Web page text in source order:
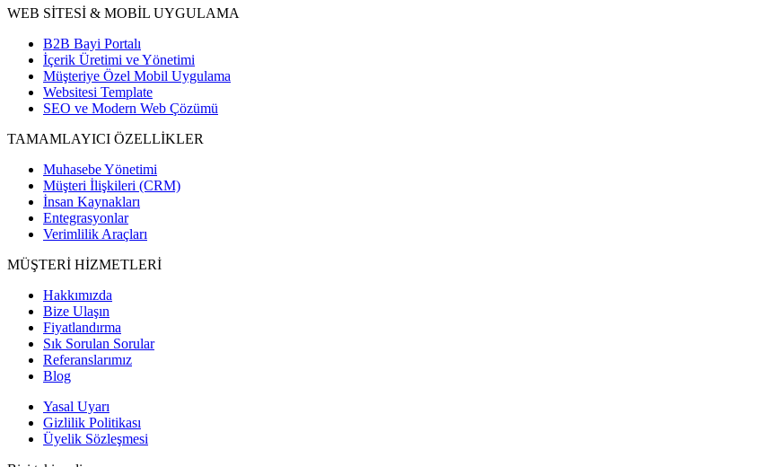
WEB SİTESİ & MOBİL UYGULAMA
B2B Bayi Portalı
İçerik Üretimi ve Yönetimi
Müşteriye Özel Mobil Uygulama
Websitesi Template
SEO ve Modern Web Çözümü
TAMAMLAYICI ÖZELLİKLER
Muhasebe Yönetimi
Müşteri İlişkileri (CRM)
İnsan Kaynakları
Entegrasyonlar
Verimlilik Araçları
MÜŞTERİ HİZMETLERİ
Hakkımızda
Bize Ulaşın
Fiyatlandırma
Sık Sorulan Sorular
Referanslarımız
Blog
Yasal Uyarı
Gizlilik Politikası
Üyelik Sözleşmesi